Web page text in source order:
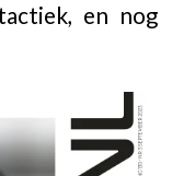
en nog